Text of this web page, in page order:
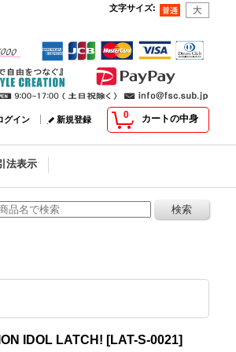
文字サイズ:
0 カートの中身
グイン 新規登録
法表示
IDOL LATCH! [LAT-S-0021]